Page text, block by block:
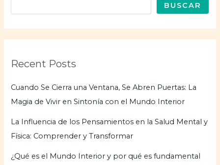
BUSCAR
Recent Posts
Cuando Se Cierra una Ventana, Se Abren Puertas: La
Magia de Vivir en Sintonía con el Mundo Interior
La Influencia de los Pensamientos en la Salud Mental y
Física: Comprender y Transformar
¿Qué es el Mundo Interior y por qué es fundamental